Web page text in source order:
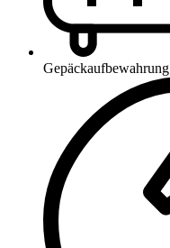
Gepäckaufbewahrung